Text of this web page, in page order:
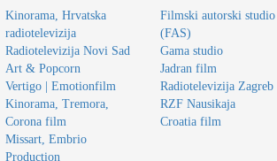
Kinorama, Hrvatska
radiotelevizija
Radiotelevizija Novi Sad
Art & Popcorn
Vertigo | Emotionfilm
Kinorama, Tremora,
Corona film
Missart, Embrio
Production
Filmski autorski studio
(FAS)
Gama studio
Jadran film
Radiotelevizija Zagreb
RZF Nausikaja
Croatia film